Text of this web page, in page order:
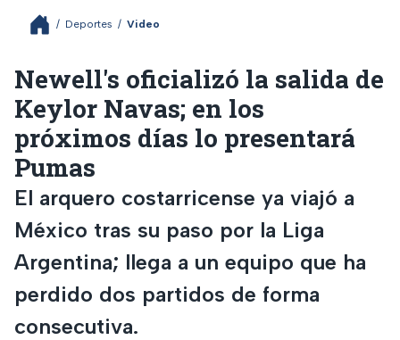
/ Deportes / Video
Newell's oficializó la salida de
Keylor Navas; en los
próximos días lo presentará
Pumas
El arquero costarricense ya viajó a
México tras su paso por la Liga
Argentina; llega a un equipo que ha
perdido dos partidos de forma
consecutiva.